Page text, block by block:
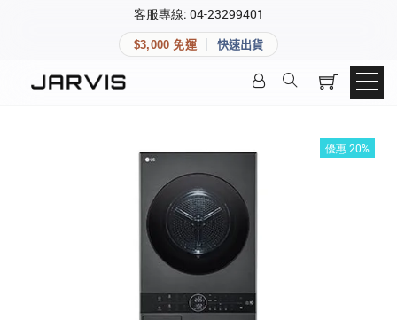
客服專線: 04-23299401
$3,000 免運 快速出貨
優惠 20%
快速連結
Matter 智慧家庭
登入後可查看訂單、會員資料與收藏清單。
登入會員
建立新帳號